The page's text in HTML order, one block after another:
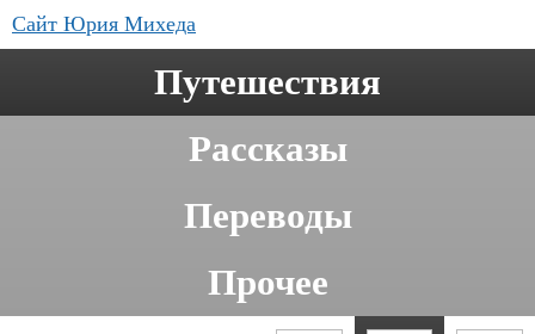
Сайт Юрия Михеда
Путешествия
Рассказы
Переводы
Прочее